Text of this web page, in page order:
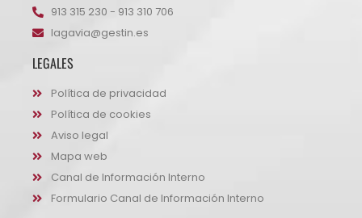
913 315 230 - 913 310 706
lagavia@gestin.es
LEGALES
Política de privacidad
Política de cookies
Aviso legal
Mapa web
Canal de Información Interno
Formulario Canal de Información Interno